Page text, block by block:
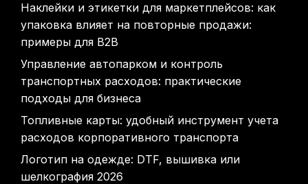
Наклейки и этикетки для маркетплейсов: как
упаковка влияет на повторные продажи:
примеры для B2B
Управление автопарком и контроль
транспортных расходов: практические
подходы для бизнеса
Топливные карты: удобный инструмент учета
расходов корпоративного транспорта
Логотип на одежде: DTF, вышивка или
шелкография 2026